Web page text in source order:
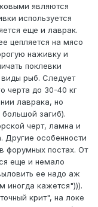
являются
используется
еще и лаврак.
цепляется на мясо
наживку и
поклевки
рыб. Следует
черта до 30-40 кг
лаврака, но
загиб).
черт, ламна и
Другие особенности
форумных постах. От
еще и немало
ее надо аж
иногда кажется"))).
крит", на локе